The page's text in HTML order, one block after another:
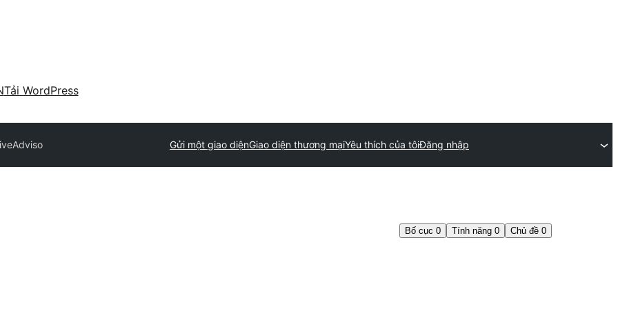
Tải WordPress
Adviso Gửi một giao diệnGiao diện thương mạiYêu thích của tôiĐăng nhập
Bố cục 0 Tính năng 0 Chủ đề 0